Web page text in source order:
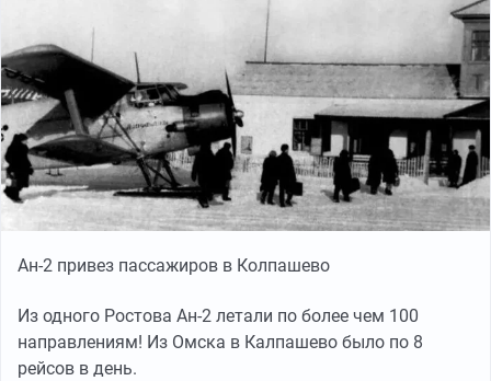
Ан-2 привез пассажиров в Колпашево
Из одного Ростова Ан-2 летали по более чем 100
направлениям! Из Омска в Калпашево было по 8
рейсов в день.